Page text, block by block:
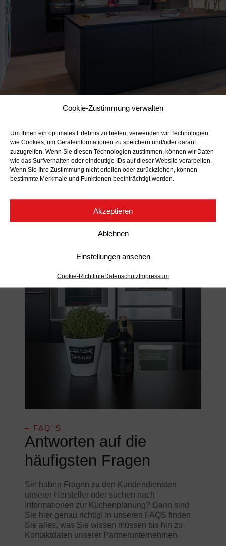
Cookie-Zustimmung verwalten
Um Ihnen ein optimales Erlebnis zu bieten, verwenden wir Technologien
wie Cookies, um Geräteinformationen zu speichern und/oder darauf
zuzugreifen. Wenn Sie diesen Technologien zustimmen, können wir Daten
wie das Surfverhalten oder eindeutige IDs auf dieser Website verarbeiten.
Wenn Sie Ihre Zustimmung nicht erteilen oder zurückziehen, können
bestimmte Merkmale und Funktionen beeinträchtigt werden.
Akzeptieren
Ablehnen
Einstellungen ansehen
Cookie-RichtlinieDatenschutzImpressum
– FAQ´S
Antworten auf die
häufigsten Fragen
Sie haben Fragen zu den Kundendiensten
unserer Hersteller oder suchen nach
Informationen zur Küchenplanung? Dann sind
Sie hier genau richtig! In unseren FAQS finden
Sie alles, was Sie wissen müssen bis hin zu
Kontaktdaten unserer Partnerunternehmen.